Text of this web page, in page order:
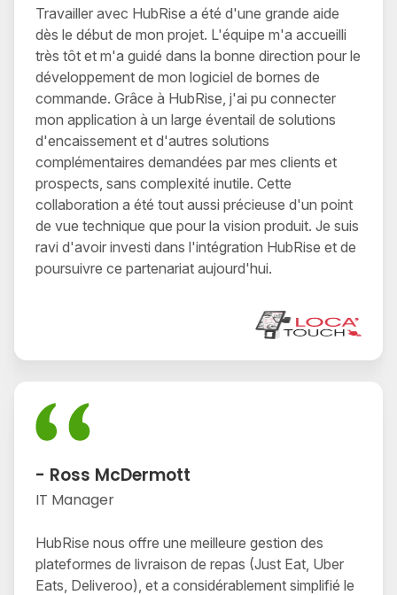
Travailler avec HubRise a été d'une grande aide
dès le début de mon projet. L'équipe m'a accueilli
très tôt et m'a guidé dans la bonne direction pour le
développement de mon logiciel de bornes de
commande. Grâce à HubRise, j'ai pu connecter
mon application à un large éventail de solutions
d'encaissement et d'autres solutions
complémentaires demandées par mes clients et
prospects, sans complexité inutile. Cette
collaboration a été tout aussi précieuse d'un point
de vue technique que pour la vision produit. Je suis
ravi d'avoir investi dans l'intégration HubRise et de
poursuivre ce partenariat aujourd'hui.
- Ross McDermott
IT Manager
HubRise nous offre une meilleure gestion des
plateformes de livraison de repas (Just Eat, Uber
Eats, Deliveroo), et a considérablement simplifié le